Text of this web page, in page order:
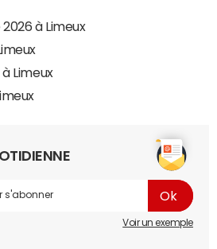
à Limeux
Limeux
Voir un exemple